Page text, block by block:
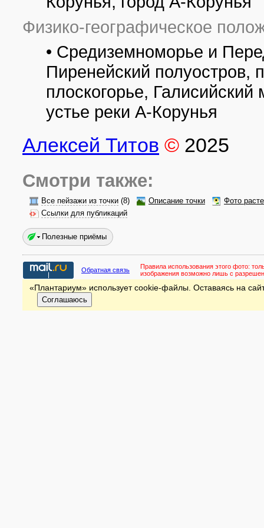
башней был разбит парк Де Ла Торре.
В 2007 году[45] кандидатура башни Геркулеса была
побратимом Статуи Свободы в Нью-Йорке, а 25 сентября -
старейшего в Америке и одного из символов Кубы.
27 июня 2009 года ЮНЕСКО включило, наконец, Башню
https://ru.wikipedia.org/wiki/Ла-Корунья
Фото растений и лишайников
Физико-географическое
• Средиземноморье и
Пиренейский полуостров,
плоскогорье,
устье реки А-Корунья
Алексей Титов © 2025
Смотри также:
Все пейзажи из точки (8) Описание точки
Фото
Ссылки для публикаций
Полезные приёмы
Обратная связь Правила использования этого фото:
изображения возможно лишь с
«Плантариум» использует cookie-файлы. Оставаясь на
Соглашаюсь